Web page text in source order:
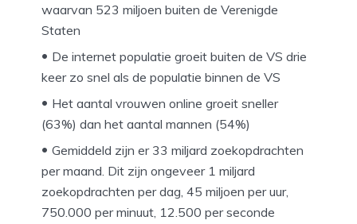
waarvan 523 miljoen buiten de Verenigde
Staten
De internet populatie groeit buiten de VS drie
keer zo snel als de populatie binnen de VS
Het aantal vrouwen online groeit sneller
(63%) dan het aantal mannen (54%)
Gemiddeld zijn er 33 miljard zoekopdrachten
per maand. Dit zijn ongeveer 1 miljard
zoekopdrachten per dag, 45 miljoen per uur,
750.000 per minuut, 12.500 per seconde